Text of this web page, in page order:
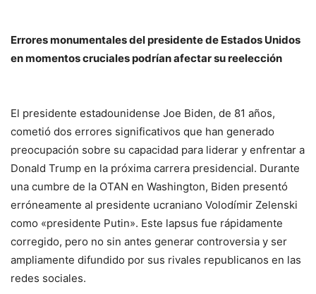
Errores monumentales del presidente de Estados Unidos
en momentos cruciales podrían afectar su reelección
El presidente estadounidense Joe Biden, de 81 años,
cometió dos errores significativos que han generado
preocupación sobre su capacidad para liderar y enfrentar a
Donald Trump en la próxima carrera presidencial. Durante
una cumbre de la OTAN en Washington, Biden presentó
erróneamente al presidente ucraniano Volodímir Zelenski
como «presidente Putin». Este lapsus fue rápidamente
corregido, pero no sin antes generar controversia y ser
ampliamente difundido por sus rivales republicanos en las
redes sociales.